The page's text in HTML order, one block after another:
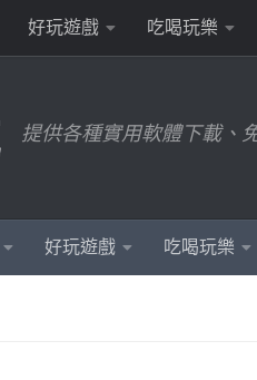
好玩遊戲 吃喝玩樂
提供各種實用軟體下載、
好玩遊戲 吃喝玩樂